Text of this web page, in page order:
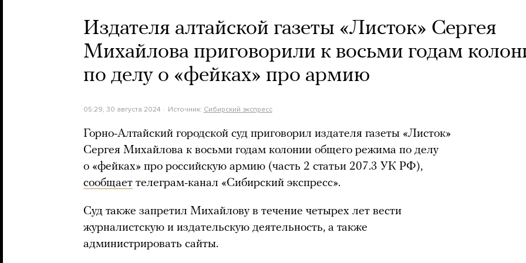
Издателя алтайской газеты «Листок» Сергея
Михайлова приговорили к восьми годам
по делу о «фейках» про армию
05:29, 30 августа 2024 Источник: Сибирский экспресс
Горно-Алтайский городской суд приговорил издателя газеты «Листок»
Сергея Михайлова к восьми годам колонии общего режима по делу
о «фейках» про российскую армию (часть 2 статьи 207.3 УК РФ),
сообщает телеграм-канал «Сибирский экспресс».
Суд также запретил Михайлову в течение четырех лет вести
журналистскую и издательскую деятельность, а также
администрировать сайты.